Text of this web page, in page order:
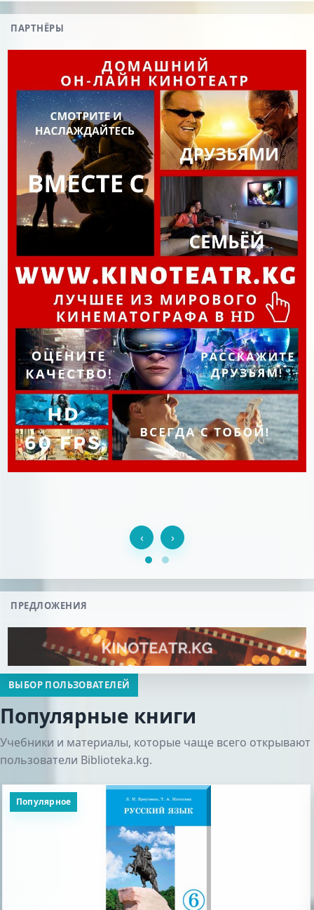
ПАРТНЁРЫ
‹ ›
ПРЕДЛОЖЕНИЯ
ВЫБОР ПОЛЬЗОВАТЕЛЕЙ
Популярные книги
Учебники и материалы, которые чаще всего открывают
пользователи Biblioteka.kg.
Популярное